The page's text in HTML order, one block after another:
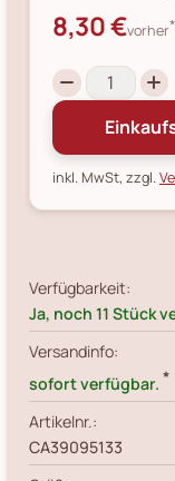
8,30 €vorher
inkl. MwSt, zzgl.
Verfügbarkeit:
Ja, noch 11 Stück
Versandinfo:
sofort verfügbar. *
Artikelnr.:
CA39095133